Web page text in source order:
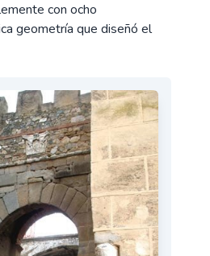
con ocho
geometría que diseñó el